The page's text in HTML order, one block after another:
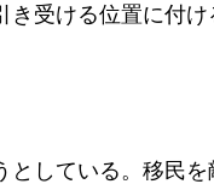
受ける位置に付け
している。移民を